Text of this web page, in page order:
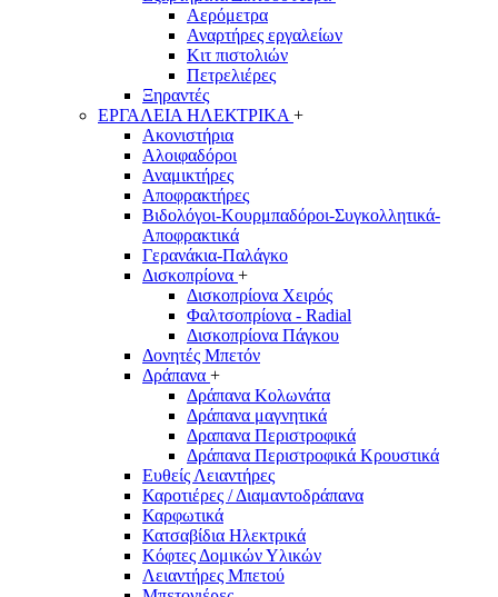
Αερόμετρα
Αναρτήρες εργαλείων
Κιτ πιστολιών
Πετρελιέρες
Ξηραντές
ΕΡΓΑΛΕΙΑ ΗΛΕΚΤΡΙΚΑ +
Ακονιστήρια
Αλοιφαδόροι
Αναμικτήρες
Αποφρακτήρες
Βιδολόγοι-Κουρμπαδόροι-Συγκολλητικά-
Αποφρακτικά
Γερανάκια-Παλάγκο
Δισκοπρίονα +
Δισκοπρίονα Χειρός
Φαλτσοπρίονα - Radial
Δισκοπρίονα Πάγκου
Δονητές Μπετόν
Δράπανα +
Δράπανα Κολωνάτα
Δράπανα μαγνητικά
Δραπανα Περιστροφικά
Δράπανα Περιστροφικά Κρουστικά
Ευθείς Λειαντήρες
Καροτιέρες / Διαμαντοδράπανα
Καρφωτικά
Κατσαβίδια Ηλεκτρικά
Κόφτες Δομικών Υλικών
Λειαντήρες Μπετού